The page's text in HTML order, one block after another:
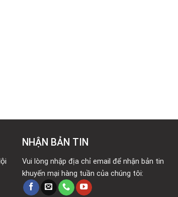
NHẬN BẢN TIN
Vui lòng nhập địa chỉ email để nhận bản tin
khuyến mại hàng tuần của chúng tôi: